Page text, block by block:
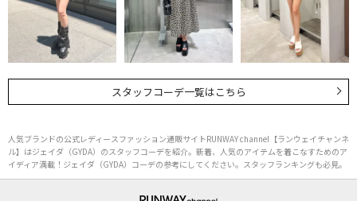
スタッフコーデ一覧はこちら
人気ブランドの公式レディースファッション通販サイトRUNWAY channel【ランウェイチャンネ
ル】はジェイダ（GYDA）のスタッフコーデを紹介。新着、人気のアイテムを着こなすためのア
イディア満載！ジェイダ（GYDA）コーデの参考にしてください。スタッフランキングも必見。